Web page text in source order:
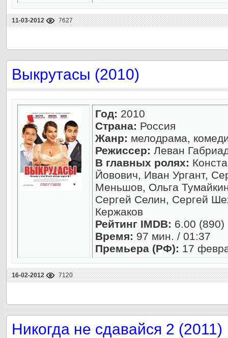
11-03-2012 7627
Выкрутасы (2010)
Год: 2010
Страна: Россия
Жанр: мелодрама,
Режиссер: Леван
В главных ролях:
Йовович, Иван Ургант,
Меньшов, Ольга
Сергей Селин, Сергей
Кержаков
Рейтинг IMDB: 6.00 (890)
Время: 97 мин. / 01:37
Премьера (РФ): 17
16-02-2012 7120
Никогда не сдавайся 2 (2011)